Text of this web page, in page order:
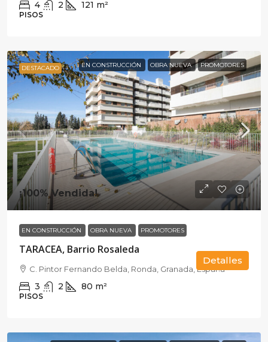
4 2 121 m²
PISOS
DESTACADO EN CONSTRUCCIÓN OBRA NUEVA PROMOTORES
¡100% Vendida!
EN CONSTRUCCIÓN OBRA NUEVA PROMOTORES
TARACEA, Barrio Rosaleda
C. Pintor Fernando Belda, Ronda, Granada, España
3 2 80 m²
PISOS
Detalles